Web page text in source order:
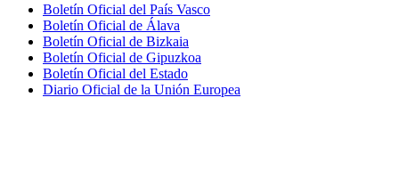
Boletín Oficial del País Vasco
Boletín Oficial de Álava
Boletín Oficial de Bizkaia
Boletín Oficial de Gipuzkoa
Boletín Oficial del Estado
Diario Oficial de la Unión Europea